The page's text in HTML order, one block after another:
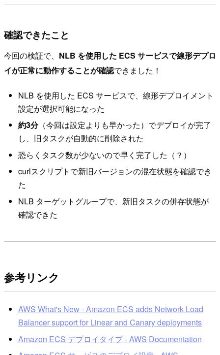
確認できたこと
今回の検証で、 NLB を使用した ECS サービスで線形デプロ
イが正常に動作することが確認できました！
NLB を使用した ECS サービスで、線形デプロイメント
設定が選択可能になった
約3分（今回は設定よりも早かった）でデプロイが完了
し、旧タスクが自動的に削除された
恐らくタスク数が少ないので早く完了した（？）
curlスクリプトで新旧バージョンの混在状態を確認でき
た
NLB ターゲットグループで、新旧タスクの併存状態が
確認できた
参考リンク
AWS What's New - Amazon ECS adds Network Load
Balancer support for Linear and Canary deployments
Amazon ECS デプロイタイプ - AWS Documentation